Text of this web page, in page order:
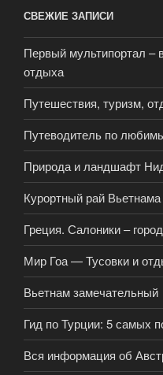
СВЕЖИЕ ЗАПИСИ
Первый мультипортал
отдыха
Путешествия, туризм,
Путеводитель по
Природа и ландшафт
Курортный рай Вьетнама
Греция. Салоники –
Мир Гоа — Тусовки и
Вьетнам замечательный
Гид по Турции: 5 самых
Вся информация об